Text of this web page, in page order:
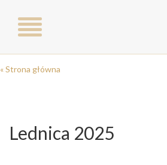
Toggle
navigation
« Strona główna
Lednica 2025